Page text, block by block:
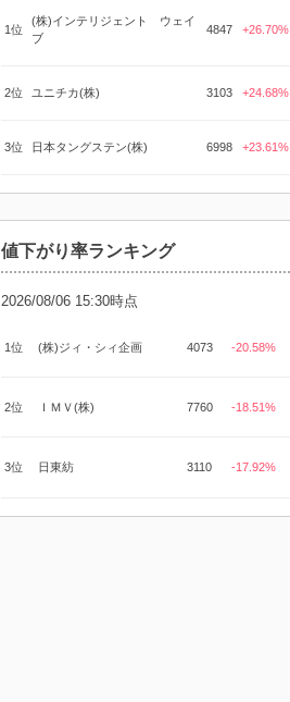
1位
(株)インテリジェント ウェイ
ブ
4847 +26.70%
2位 ユニチカ(株) 3103 +24.68%
3位 日本タングステン(株) 6998 +23.61%
値下がり率ランキング
2026/08/06 15:30時点
1位 (株)ジィ・シィ企画 4073 -20.58%
2位 ＩＭＶ(株) 7760 -18.51%
3位 日東紡 3110 -17.92%